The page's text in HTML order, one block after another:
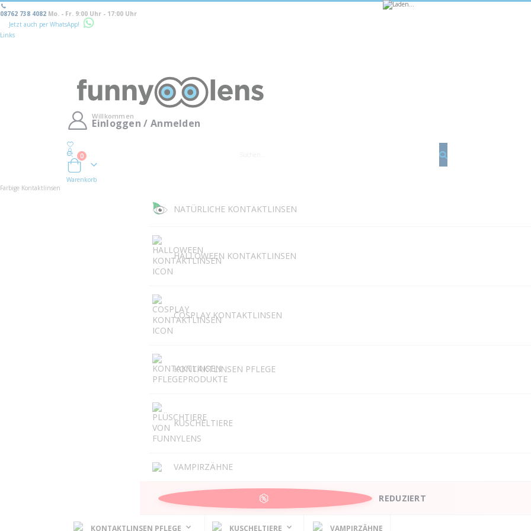
08762 738 4082 Mo. - Fr. 9:00 Uhr - 17:00 Uhr
Jetzt auch per WhatsApp!
Links
Willkommen
Einloggen / Anmelden
Warenkorb
0
Warenkorb
Farbige Kontaktlinsen
NATÜRLICHE KONTAKTLINSEN
HALLOWEEN KONTAKTLINSEN
COSPLAY KONTAKTLINSEN
KONTAKTLINSEN PFLEGE
KUSCHELTIERE
VAMPIRZÄHNE
REDUZIERT
KONTAKTLINSEN PFLEGE KUSCHELTIERE VAMPIRZÄHNE